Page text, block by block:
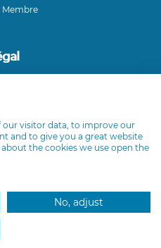
Membre
du Club ETI
de Varenne - 75007 Paris
nous sur LinkedIn
our visitor data, to improve our
and to give you a great website
the cookies we use open the
No, adjust